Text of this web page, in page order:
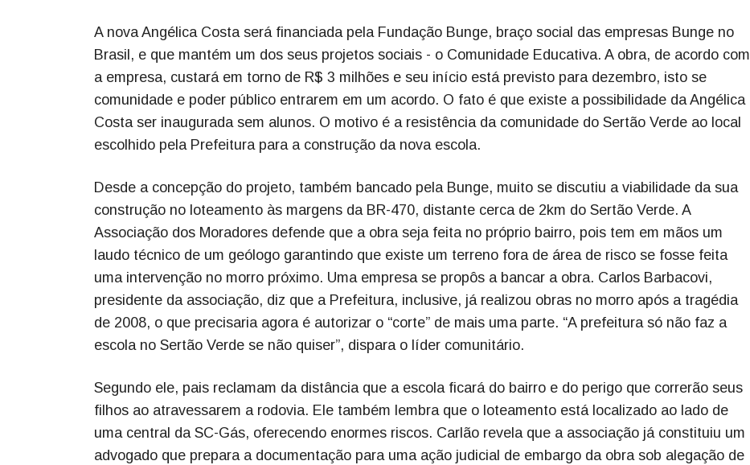
A nova Angélica Costa será financiada pela Fundação Bunge, braço social das empresas Bunge no
Brasil, e que mantém um dos seus projetos sociais - o Comunidade Educativa. A obra, de acordo com
a empresa, custará em torno de R$ 3 milhões e seu início está previsto para dezembro, isto se
comunidade e poder público entrarem em um acordo. O fato é que existe a possibilidade da Angélica
Costa ser inaugurada sem alunos. O motivo é a resistência da comunidade do Sertão Verde ao local
escolhido pela Prefeitura para a construção da nova escola.
Desde a concepção do projeto, também bancado pela Bunge, muito se discutiu a viabilidade da sua
construção no loteamento às margens da BR-470, distante cerca de 2km do Sertão Verde. A
Associação dos Moradores defende que a obra seja feita no próprio bairro, pois tem em mãos um
laudo técnico de um geólogo garantindo que existe um terreno fora de área de risco se fosse feita
uma intervenção no morro próximo. Uma empresa se propôs a bancar a obra. Carlos Barbacovi,
presidente da associação, diz que a Prefeitura, inclusive, já realizou obras no morro após a tragédia
de 2008, o que precisaria agora é autorizar o “corte” de mais uma parte. “A prefeitura só não faz a
escola no Sertão Verde se não quiser”, dispara o líder comunitário.
Segundo ele, pais reclamam da distância que a escola ficará do bairro e do perigo que correrão seus
filhos ao atravessarem a rodovia. Ele também lembra que o loteamento está localizado ao lado de
uma central da SC-Gás, oferecendo enormes riscos. Carlão revela que a associação já constituiu um
advogado que prepara a documentação para uma ação judicial de embargo da obra sob alegação de